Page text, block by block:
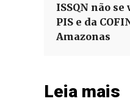
ISSQN não
PIS e da
Amazonas
Leia mais